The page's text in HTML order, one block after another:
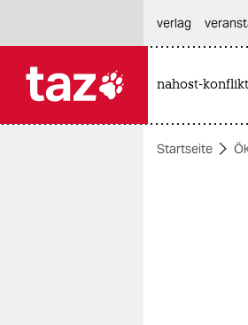
themen
verlag
nahost-konflikt
Startseite